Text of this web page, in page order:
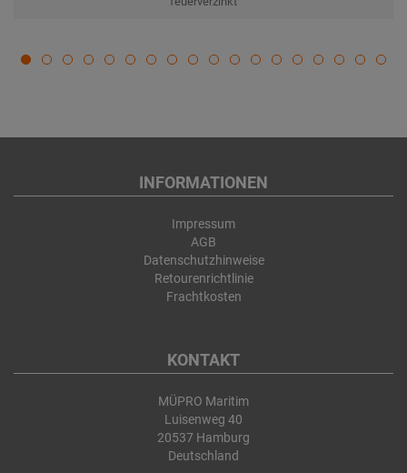
INFORMATIONEN
Impressum
AGB
Datenschutzhinweise
Retourenrichtlinie
Frachtkosten
KONTAKT
MÜPRO Maritim
Luisenweg 40
20537 Hamburg
Deutschland